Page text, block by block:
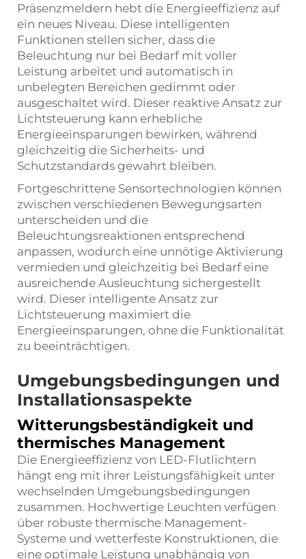
Präsenzmeldern hebt die Energieeffizienz auf
ein neues Niveau. Diese intelligenten
Funktionen stellen sicher, dass die
Beleuchtung nur bei Bedarf mit voller
Leistung arbeitet und automatisch in
unbelegten Bereichen gedimmt oder
ausgeschaltet wird. Dieser reaktive Ansatz zur
Lichtsteuerung kann erhebliche
Energieeinsparungen bewirken, während
gleichzeitig die Sicherheits- und
Schutzstandards gewahrt bleiben.
Fortgeschrittene Sensortechnologien können
zwischen verschiedenen Bewegungsarten
unterscheiden und die
Beleuchtungsreaktionen entsprechend
anpassen, wodurch eine unnötige Aktivierung
vermieden und gleichzeitig bei Bedarf eine
ausreichende Ausleuchtung sichergestellt
wird. Dieser intelligente Ansatz zur
Lichtsteuerung maximiert die
Energieeinsparungen, ohne die Funktionalität
zu beeinträchtigen.
Umgebungsbedingungen und
Installationsaspekte
Witterungsbeständigkeit und
thermisches Management
Die Energieeffizienz von LED-Flutlichtern
hängt eng mit ihrer Leistungsfähigkeit unter
wechselnden Umgebungsbedingungen
zusammen. Hochwertige Leuchten verfügen
über robuste thermische Management-
Systeme und wetterfeste Konstruktionen, die
eine optimale Leistung unabhängig von